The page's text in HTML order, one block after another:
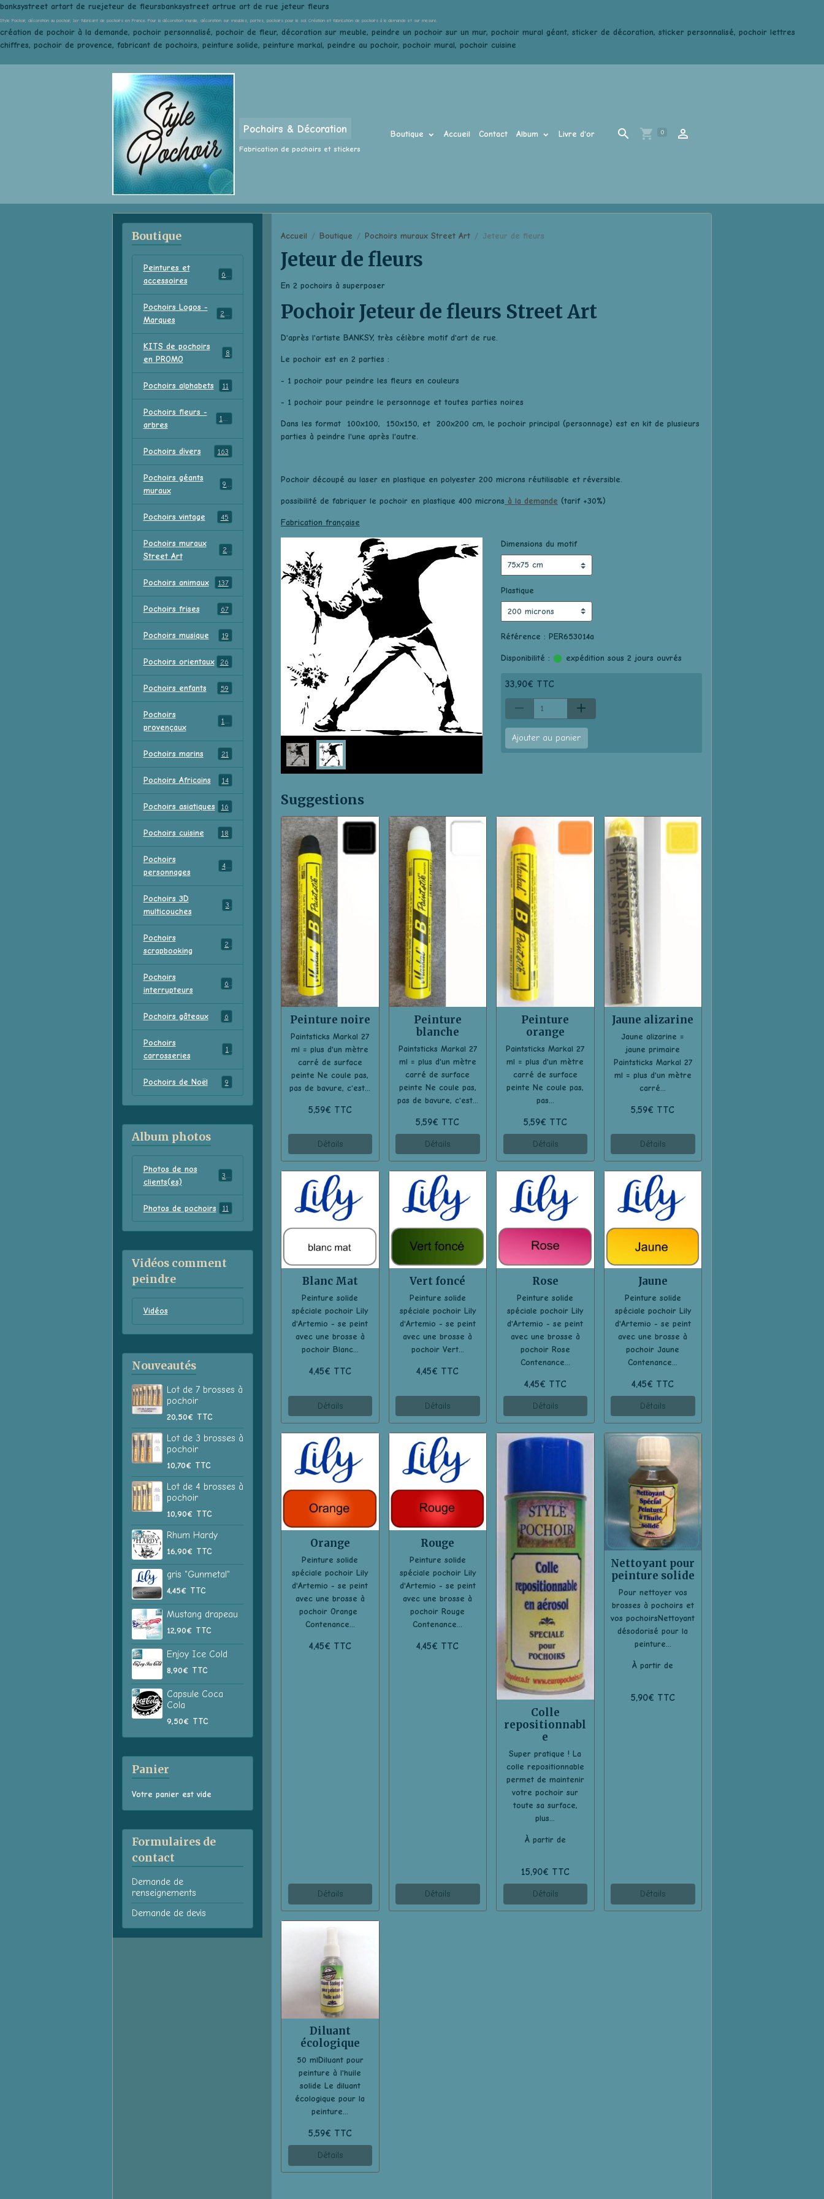
banksystreet artart de ruejeteur de fleursbanksystreet artrue art de rue jeteur fleurs
Style Pochoir, décoration au pochoir, 1er fabricant de pochoirs en France. Pour la décoration murale, décoration sur meubles, portes, pochoirs pour le sol. Création et fabrication de pochoirs à la demande et sur mesure.
création de pochoir à la demande, pochoir personnalisé, pochoir de fleur, décoration sur meuble, peindre un pochoir sur un mur, pochoir mural géant, sticker de décoration, sticker personnalisé, pochoir lettres
chiffres, pochoir de provence, fabricant de pochoirs, peinture solide, peinture markal, peindre au pochoir, pochoir mural, pochoir cuisine
Pochoirs & Décoration
Fabrication de pochoirs et stickers
Boutique Accueil Contact Album Livre d'or 0
Accueil Boutique Pochoirs muraux Street Art Jeteur de fleurs
Jeteur de fleurs
En 2 pochoirs à superposer
Pochoir Jeteur de fleurs Street Art
D'après l'artiste BANKSY, très célèbre motif d'art de rue.
Le pochoir est en 2 parties :
- 1 pochoir pour peindre les fleurs en couleurs
- 1 pochoir pour peindre le personnage et toutes parties noires
Dans les format 100x100, 150x150, et 200x200 cm, le pochoir principal (personnage) est en kit de plusieurs
parties à peindre l'une après l'autre.
Pochoir découpé au laser en plastique en polyester 200 microns réutilisable et réversible.
possibilité de fabriquer le pochoir en plastique 400 microns à la demande (tarif +30%)
Fabrication française
Dimensions du motif
Plastique
Référence : PER653014a
Disponibilité : expédition sous 2 jours ouvrés
33,90€ TTC
Ajouter au panier
Suggestions
Peinture noire
Paintsticks Markal 27
ml = plus d'un mètre
carré de surface
peinte Ne coule pas,
pas de bavure, c'est...
5,59€ TTC
Détails
Peinture
blanche
Paintsticks Markal 27
ml = plus d'un mètre
carré de surface
peinte Ne coule pas,
pas de bavure, c'est...
5,59€ TTC
Détails
Peinture
orange
Paintsticks Markal 27
ml = plus d'un mètre
carré de surface
peinte Ne coule pas,
pas...
5,59€ TTC
Détails
Jaune alizarine
Jaune alizarine =
jaune primaire
Paintsticks Markal 27
ml = plus d'un mètre
carré...
5,59€ TTC
Détails
Blanc Mat
Peinture solide
spéciale pochoir Lily
d'Artemio - se peint
avec une brosse à
pochoir Blanc...
4,45€ TTC
Détails
Vert foncé
Peinture solide
spéciale pochoir Lily
d'Artemio - se peint
avec une brosse à
pochoir Vert...
4,45€ TTC
Détails
Rose
Peinture solide
spéciale pochoir Lily
d'Artemio - se peint
avec une brosse à
pochoir Rose
Contenance...
4,45€ TTC
Détails
Jaune
Peinture solide
spéciale pochoir Lily
d'Artemio - se peint
avec une brosse à
pochoir Jaune
Contenance...
4,45€ TTC
Détails
Orange
Peinture solide
spéciale pochoir Lily
d'Artemio - se peint
avec une brosse à
pochoir Orange
Contenance...
4,45€ TTC
Détails
Rouge
Peinture solide
spéciale pochoir Lily
d'Artemio - se peint
avec une brosse à
pochoir Rouge
Contenance...
4,45€ TTC
Détails
Colle
repositionnabl
e
Super pratique ! La
colle repositionnable
permet de maintenir
votre pochoir sur
toute sa surface,
plus...
À partir de
15,90€ TTC
Détails
Nettoyant pour
peinture solide
Pour nettoyer vos
brosses à pochoirs et
vos pochoirsNettoyant
désodorisé pour la
peinture...
À partir de
5,90€ TTC
Détails
Diluant
écologique
50 mlDiluant pour
peinture à l'huile
solide Le diluant
écologique pour la
peinture...
5,59€ TTC
Détails
Boutique
Peintures et
accessoires
68
Pochoirs Logos -
Marques
213
KITS de pochoirs
en PROMO
8
Pochoirs alphabets 11
Pochoirs fleurs -
arbres
156
Pochoirs divers 163
Pochoirs géants
muraux
91
Pochoirs vintage 45
Pochoirs muraux
Street Art
23
Pochoirs animaux 137
Pochoirs frises 67
Pochoirs musique 19
Pochoirs orientaux 26
Pochoirs enfants 59
Pochoirs
provençaux
18
Pochoirs marins 21
Pochoirs Africains 14
Pochoirs asiatiques 16
Pochoirs cuisine 18
Pochoirs
personnages
47
Pochoirs 3D
multicouches
3
Pochoirs
scrapbooking
2
Pochoirs
interrupteurs
6
Pochoirs gâteaux 6
Pochoirs
carrosseries
1
Pochoirs de Noël 9
Album photos
Photos de nos
clients(es)
Photos de pochoirs 11
Vidéos comment
peindre
Vidéos
Nouveautés
Lot de 7 brosses à
pochoir
20,50€ TTC
Lot de 3 brosses à
pochoir
10,70€ TTC
Lot de 4 brosses à
pochoir
10,90€ TTC
Rhum Hardy
16,90€ TTC
gris "Gunmetal"
4,45€ TTC
Mustang drapeau
12,90€ TTC
Enjoy Ice Cold
8,90€ TTC
Capsule Coca
Cola
9,50€ TTC
Panier
Votre panier est vide
Formulaires de
contact
Demande de
renseignements
Demande de devis